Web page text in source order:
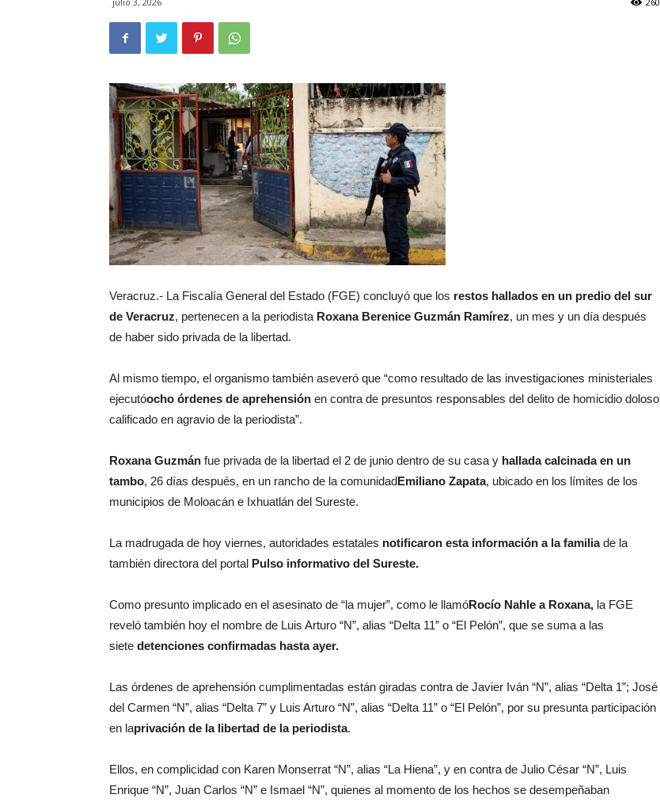
Veracruz.- La Fiscalía General del Estado (FGE) concluyó que los restos hallados en un predio del sur
de Veracruz, pertenecen a la periodista Roxana Berenice Guzmán Ramírez, un mes y un día después
de haber sido privada de la libertad.
Al mismo tiempo, el organismo también aseveró que “como resultado de las investigaciones ministeriales
ejecutóocho órdenes de aprehensión en contra de presuntos responsables del delito de homicidio doloso
calificado en agravio de la periodista”.
Roxana Guzmán fue privada de la libertad el 2 de junio dentro de su casa y hallada calcinada en un
tambo, 26 días después, en un rancho de la comunidadEmiliano Zapata, ubicado en los límites de los
municipios de Moloacán e Ixhuatlán del Sureste.
La madrugada de hoy viernes, autoridades estatales notificaron esta información a la familiade la
también directora del portal Pulso informativo del Sureste.
Como presunto implicado en el asesinato de “la mujer”, como le llamóRocío Nahle a Roxana, la FGE
reveló también hoy el nombre de Luis Arturo “N”, alias “Delta 11” o “El Pelón”, que se suma a las
siete detenciones confirmadas hasta ayer.
Las órdenes de aprehensión cumplimentadas están giradas contra de Javier Iván “N”, alias “Delta 1”; José
del Carmen “N”, alias “Delta 7” y Luis Arturo “N”, alias “Delta 11” o “El Pelón”, por su presunta participación
en laprivación de la libertad de la periodista.
Ellos, en complicidad con Karen Monserrat “N”, alias “La Hiena”, y en contra de Julio César “N”, Luis
Enrique “N”, Juan Carlos “N” e Ismael “N”, quienes al momento de los hechos se desempeñaban